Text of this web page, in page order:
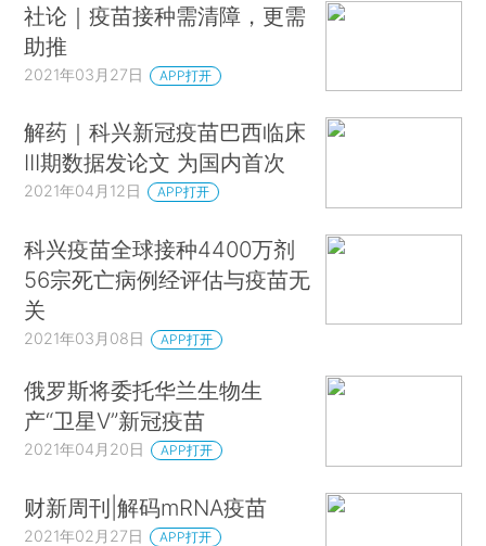
社论｜疫苗接种需清障，更需
助推
2021年03月27日 APP打开
解药｜科兴新冠疫苗巴西临床
III期数据发论文 为国内首次
2021年04月12日 APP打开
科兴疫苗全球接种4400万剂
56宗死亡病例经评估与疫苗无
关
2021年03月08日 APP打开
俄罗斯将委托华兰生物生
产“卫星V”新冠疫苗
2021年04月20日 APP打开
财新周刊|解码mRNA疫苗
2021年02月27日 APP打开